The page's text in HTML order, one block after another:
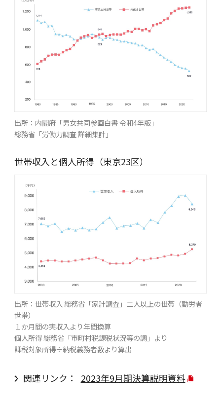
出所：内閣府「男女共同参画白書 令和4年版」
総務省「労働力調査 詳細集計」
世帯収入と個人所得（東京23区）
出所：世帯収入 総務省「家計調査」二人以上の世帯（勤労者
世帯）
１か月間の実収入より年間換算
個人所得 総務省「市町村税課税状況等の調」より
課税対象所得÷納税義務者数より算出
関連リンク： 2023年9月期決算説明資料